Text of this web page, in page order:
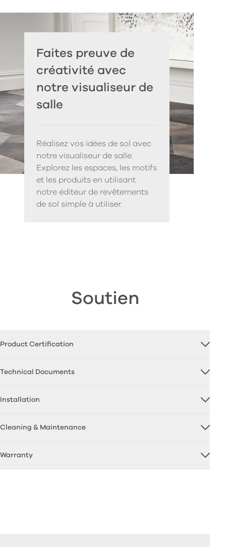
Faites preuve de
créativité avec
notre visualiseur de
salle
Réalisez vos idées de sol avec
notre visualiseur de salle.
Explorez les espaces, les motifs
et les produits en utilisant
notre éditeur de revêtements
de sol simple à utiliser.
Soutien
Product Certification
Technical Documents
Installation
Cleaning & Maintenance
Warranty